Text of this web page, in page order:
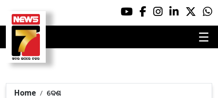
☰
Home
ଦେଶ